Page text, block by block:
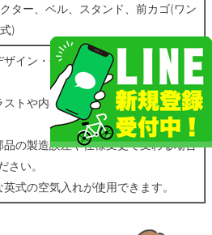
ター、ベル、スタンド、前カゴ(ワン
)
イン・仕様の変更がある場合があり
トや内容が一部実車と異なる場合が
の製造誤差や仕様変更で変わる場合
さい。
式の空気入れが使用できます。